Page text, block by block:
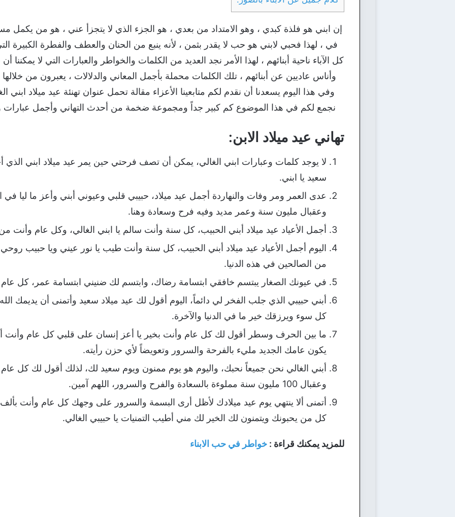
إن ابني هو فلذة كبدي ، وهو الامتداد من بعدي ، هو الجزء الذي لا يتجزأ عني ، هو من
في ، لهذا فحبي لابني هو حب لا يقدر بثمن ، لأنه ينبع من الحنان والعطف والفطرة الكبيرة
كل الآباء ناحية أبنائهم ، لهذا الأمر نجد العديد من الكلمات والخواطر والعبارات التي لا
وأناس عاديين عن أبنائهم ، تلك الكلمات محملة بأجمل المعاني والدلالات ، يعبرون من
وفي هذا اليوم يسعدنا أن نقدم لكم متابعينا الأعزاء مقالة تحمل عنوان تهنئة عيد ميلاد
نجمع لكم في هذا الموضوع كم كبير جداً ومجموعة ضخمة من أحدث التهاني وأجمل عبارات
تهاني عيد ميلاد الابن:
لا يوجد كلمات وعبارات ابني الغالي، يمكن أن تصف فرحتي حين يمر عيد ميلاد ابني الذي
سعيد يا ابني.
عدى العمر ومر وفات والنهاردة أجمل عيد ميلاد، حبيبي قلبي وعيوني أبني وأعز ما ليا في
وعقبال مليون سنة وعمر مديد وفيه فرح وسعادة وهنا.
أجمل الأعياد عيد ميلاد أبني الحبيب، كل سنة وأنت سالم يا ابني الغالي، وكل عام وأنت
اليوم أجمل الأعياد عيد ميلاد أبني الحبيب، كل سنة وأنت طيب يا نور عيني ويا حبيب
من الصالحين في هذه الدنيا.
في عيونك الصغار يبتسم خافقي ابتسامة رضاك، وابتسم لك ضنيني ابتسامة عمر، كل
أبني حبيبي الذي جلب الفخر لي دائماً، اليوم أقول لك عيد ميلاد سعيد وأتمنى أن يديمك
كل سوء ويرزقك خير ما في الدنيا والآخرة.
ما بين الحرف وسطر أقول لك كل عام وأنت بخير يا أعز إنسان على قلبي كل عام وأنت
يكون عامك الجديد مليء بالفرحة والسرور وتعويضاً لأي حزن رأيته.
أبني الغالي نحن جميعاً نحبك، واليوم هو يوم ممنون ويوم سعيد لك، لذلك أقول لك كل
وعقبال 100 مليون سنة مملوءة بالسعادة والفرح والسرور، اللهم آمين.
أتمنى ألا ينتهي يوم عيد ميلادك لأظل أرى البسمة والسرور على وجهك كل عام وأنت
كل من يحبونك ويتمنون لك الخير لك مني أطيب التمنيات يا حبيبي الغالي.
للمزيد يمكنك قراءة : خواطر في حب الابناء